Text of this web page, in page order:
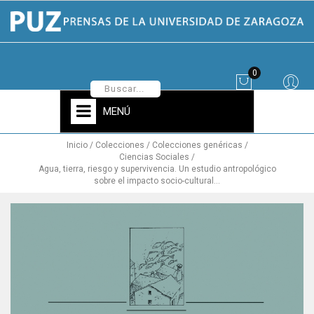
0
MENÚ
Inicio Colecciones
Colecciones genéricas
Ciencias Sociales
Agua, tierra, riesgo y supervivencia. Un estudio antropológico
sobre el impacto socio-cultural...